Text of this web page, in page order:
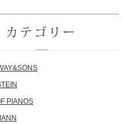
カテゴリー
PIANOS